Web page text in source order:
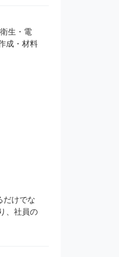
生・電
成・材料
だけでな
、社員の